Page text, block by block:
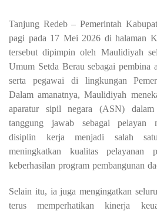
Tanjung Redeb – Pemerintah
pagi pada 17 Mei 2026 di halaman
tersebut dipimpin oleh Maulidiyah
Umum Setda Berau sebagai
serta pegawai di lingkungan
Dalam amanatnya, Maulidiyah
aparatur sipil negara (ASN) dalam
tanggung jawab sebagai pelayan
disiplin kerja menjadi salah
meningkatkan kualitas pelayanan
keberhasilan program pembangunan
Selain itu, ia juga mengingatkan
terus memperhatikan kinerja